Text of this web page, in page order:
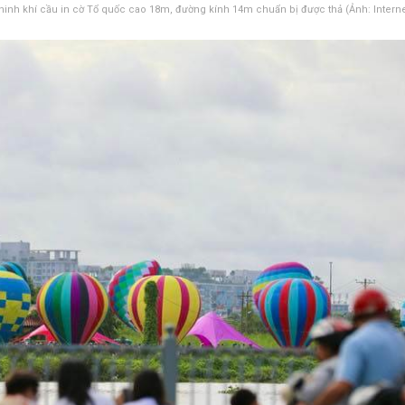
khí cầu in cờ Tổ quốc cao 18m, đường kính 14m chuẩn bị được thả (Ảnh: